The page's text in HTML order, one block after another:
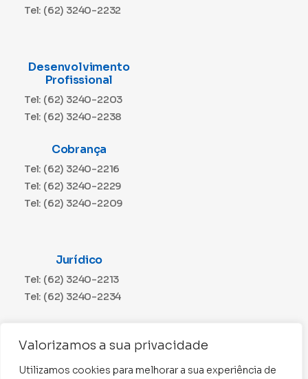
Valorizamos a sua privacidade
Utilizamos cookies para melhorar a sua experiência de
Tel: (62) 3240-2232
Desenvolvimento
Profissional
Tel: (62) 3240-2203
Tel: (62) 3240-2238
Cobrança
Tel: (62) 3240-2216
Tel: (62) 3240-2229
Tel: (62) 3240-2209
Jurídico
Tel: (62) 3240-2213
Tel: (62) 3240-2234
Tel: (62) 3240-2230